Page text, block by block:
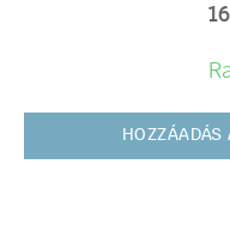
HOZZÁADÁS